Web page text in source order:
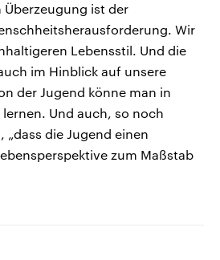
Überzeugung ist der
Wir
Lebensstil. Und die
im Hinblick auf unsere
der Jugend könne man in
Und auch, so noch
„dass die Jugend einen
zum Maßstab